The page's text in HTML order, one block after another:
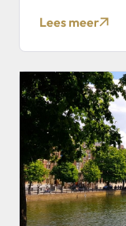
Lees meer